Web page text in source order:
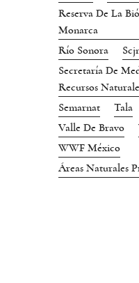
Reserva De La
Monarca
Río Sonora
Secretaría De
Recursos
Semarnat
Tala
Valle De Bravo
WWF México
Áreas Naturales